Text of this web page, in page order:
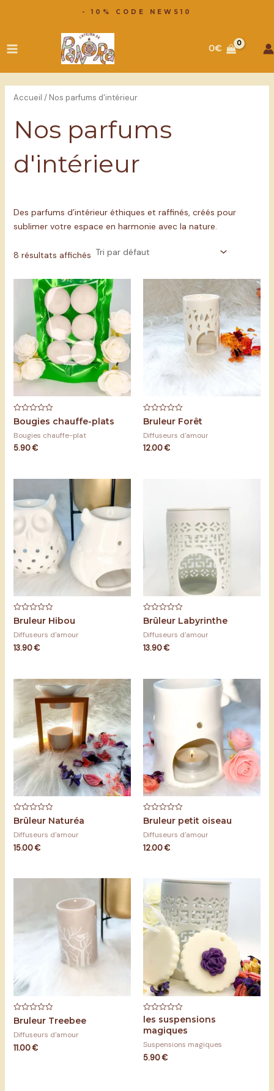
- 10% CODE NEWS10
Menu
0€
Accueil / Nos parfums d'intérieur
Nos parfums
d'intérieur
Des parfums d’intérieur éthiques et raffinés, créés pour
sublimer votre espace en harmonie avec la nature.
8 résultats affichés
Note
0
sur
5
Bougies chauffe-plats
Bougies chauffe-plat
5.90€
Note
0
sur
5
Bruleur Forêt
Diffuseurs d'amour
12.00€
Note
0
sur
Bruleur Hibou
Diffuseurs d'amour
13.90€
Note
0
sur
Brûleur Labyrinthe
Diffuseurs d'amour
13.90€
Note
0
sur
Brûleur Naturéa
Diffuseurs d'amour
15.00€
Note
0
sur
Bruleur petit oiseau
Diffuseurs d'amour
12.00€
Note
0
sur
5
Bruleur Treebee
Diffuseurs d'amour
11.00€
Note
0
sur
les suspensions
magiques
Suspensions magiques
5.90€